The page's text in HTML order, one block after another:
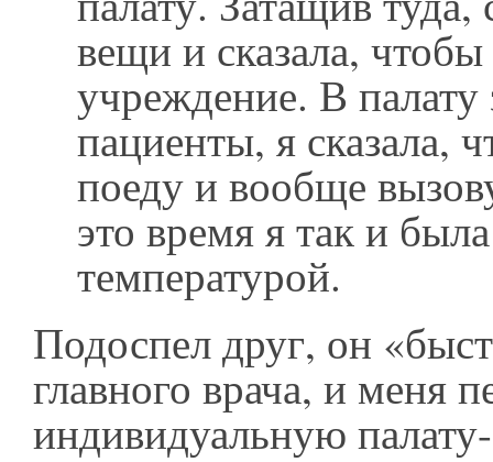
вещи и сказала, чтобы
учреждение. В
пациенты, я сказала,
поеду и вообще
это время я так и
температурой.
Подоспел друг, он
главного врача, и меня
индивидуальную